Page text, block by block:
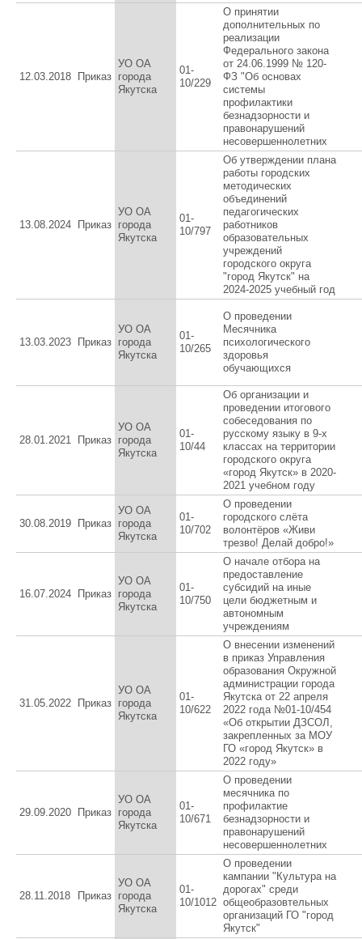
12.03.2018 Приказ
УО ОА
города
Якутска
01-
10/229
О принятии
дополнительных по
реализации
Федерального закона
от 24.06.1999 № 120-
ФЗ "Об основах
системы
профилактики
безнадзорности и
правонарушений
несовершеннолетних
13.08.2024 Приказ
УО ОА
города
Якутска
01-
10/797
Об утверждении плана
работы городских
методических
объединений
педагогических
работников
образовательных
учреждений
городского округа
"город Якутск" на
2024-2025 учебный год
13.03.2023 Приказ
УО ОА
города
Якутска
01-
10/265
О проведении
Месячника
психологического
здоровья
обучающихся
28.01.2021 Приказ
УО ОА
города
Якутска
01-
10/44
Об организации и
проведении итогового
собеседования по
русскому языку в 9-х
классах на территории
городского округа
«город Якутск» в 2020-
2021 учебном году
30.08.2019 Приказ
УО ОА
города
Якутска
01-
10/702
О проведении
городского слёта
волонтёров «Живи
трезво! Делай добро!»
16.07.2024 Приказ
УО ОА
города
Якутска
01-
10/750
О начале отбора на
предоставление
субсидий на иные
цели бюджетным и
автономным
учреждениям
31.05.2022 Приказ
УО ОА
города
Якутска
01-
10/622
О внесении изменений
в приказ Управления
образования Окружной
администрации города
Якутска от 22 апреля
2022 года №01-10/454
«Об открытии ДЗСОЛ,
закрепленных за МОУ
ГО «город Якутск» в
2022 году»
29.09.2020 Приказ
УО ОА
города
Якутска
01-
10/671
О проведении
месячника по
профилактие
безнадзорности и
правонарушений
несовершеннолетних
28.11.2018 Приказ
УО ОА
города
Якутска
01-
10/1012
О проведении
кампании "Культура на
дорогах" среди
общеобразовтельных
организаций ГО "город
Якутск"